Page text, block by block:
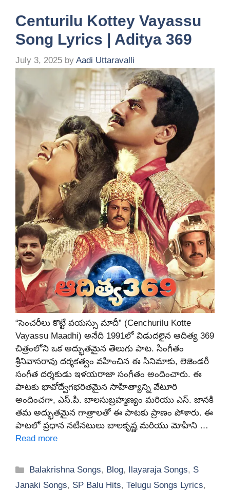
Centurilu Kottey Vayassu
Song Lyrics | Aditya 369
July 3, 2025 by Aadi Uttaravalli
“సెంచరీలు కొట్టే వయస్సు మాదీ” (Cenchurilu Kotte
Vayassu Maadhi) అనేది 1991లో విడుదలైన ఆదిత్య 369
చిత్రంలోని ఒక అద్భుతమైన తెలుగు పాట. సింగీతం
శ్రీనివాసరావు దర్శకత్వం వహించిన ఈ సినిమాకు, లెజెండరీ
సంగీత దర్శకుడు ఇళయరాజా సంగీతం అందించారు. ఈ
పాటకు భావోద్వేగభరితమైన సాహిత్యాన్ని వేటూరి
అందించగా, ఎస్.పి. బాలసుబ్రహ్మణ్యం మరియు ఎస్. జానకి
తమ అద్భుతమైన గాత్రాలతో ఈ పాటకు ప్రాణం పోశారు. ఈ
పాటలో ప్రధాన నటీనటులు బాలకృష్ణ మరియు మోహిని …
Read more
Categories
Balakrishna Songs, Blog, Ilayaraja Songs, S
Janaki Songs, SP Balu Hits, Telugu Songs Lyrics,